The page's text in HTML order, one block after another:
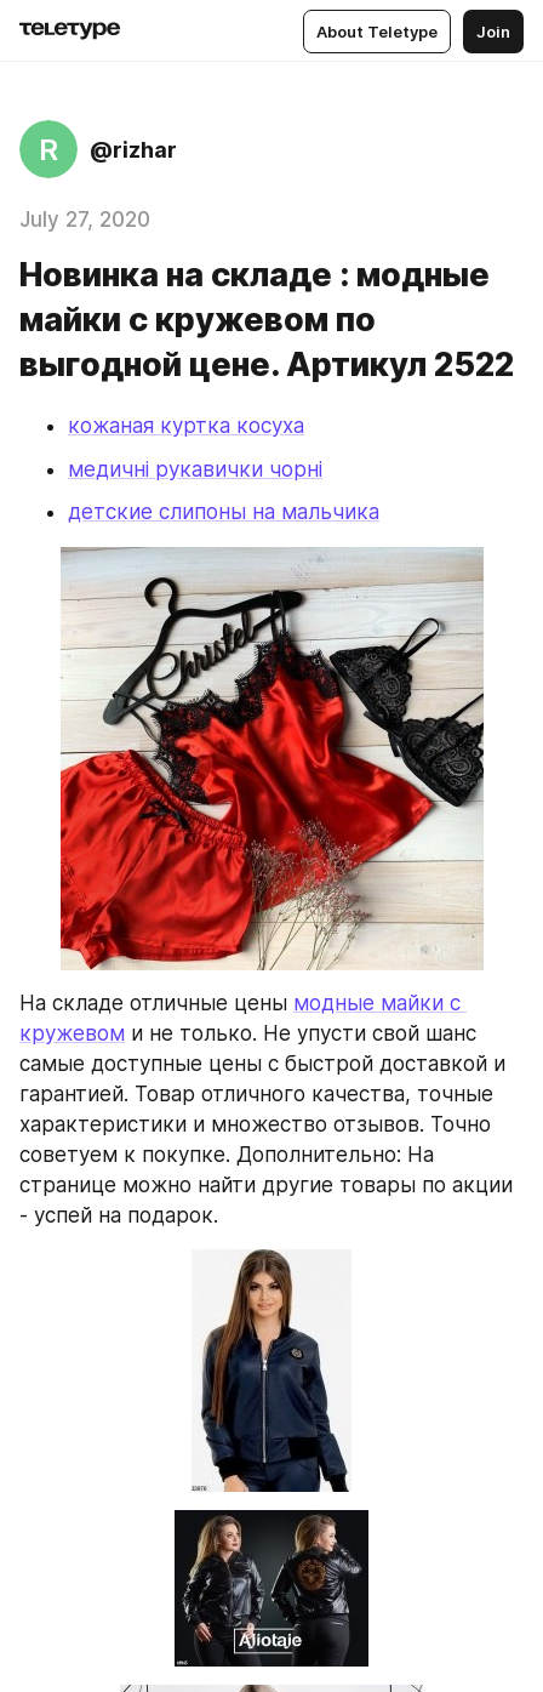
About Teletype Join
R @rizhar
July 27, 2020
Новинка на складе : модные
майки с кружевом по
выгодной цене. Артикул 2522
кожаная куртка косуха
медичні рукавички чорні
детские слипоны на мальчика
На складе отличные цены модные майки с
кружевом и не только. Не упусти свой шанс
самые доступные цены с быстрой доставкой и
гарантией. Товар отличного качества, точные
характеристики и множество отзывов. Точно
советуем к покупке. Дополнительно: На
странице можно найти другие товары по акции
- успей на подарок.